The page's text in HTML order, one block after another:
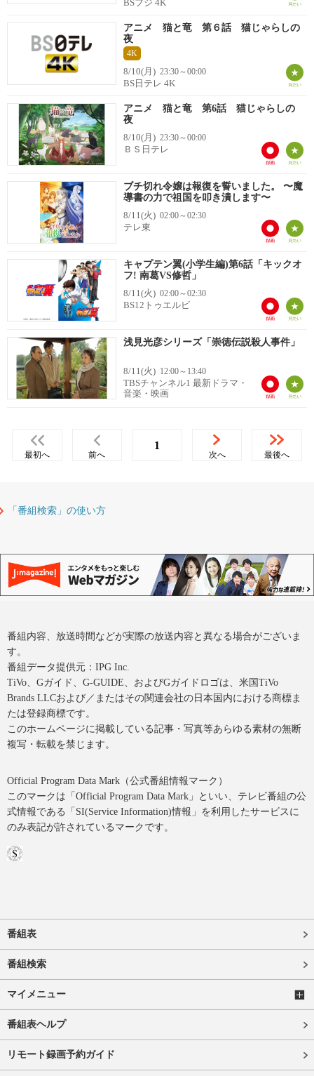
BSフジ 4K
アニメ 猫と竜 第６話 猫じゃらしの
夜
4K
8/10(月) 23:30～00:00
BS日テレ 4K
アニメ 猫と竜 第6話 猫じゃらしの
夜
8/10(月) 23:30～00:00
ＢＳ日テレ
ブチ切れ令嬢は報復を誓いました。 〜魔
導書の力で祖国を叩き潰します〜
8/11(火) 02:00～02:30
テレ東
キャプテン翼(小学生編)第6話「キックオ
フ! 南葛VS修哲」
8/11(火) 02:00～02:30
BS12トゥエルビ
浅見光彦シリーズ「崇徳伝説殺人事件」
8/11(火) 12:00～13:40
TBSチャンネル1 最新ドラマ・
音楽・映画
最初へ 前へ
1
次へ 最後へ
「番組検索」の使い方
番組内容、放送時間などが実際の放送内容と異なる場合がございま
す。
番組データ提供元：IPG Inc.
TiVo、Gガイド、G-GUIDE、およびGガイドロゴは、米国TiVo
Brands LLCおよび／またはその関連会社の日本国内における商標ま
たは登録商標です。
このホームページに掲載している記事・写真等あらゆる素材の無断
複写・転載を禁じます。
Official Program Data Mark（公式番組情報マーク）
このマークは「Official Program Data Mark」といい、テレビ番組の公
式情報である「SI(Service Information)情報」を利用したサービスに
のみ表記が許されているマークです。
番組表
番組検索
マイメニュー
番組表ヘルプ
リモート録画予約ガイド